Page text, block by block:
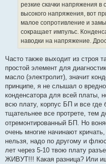
резкие скачки напряжения в
высокого напряжения, вот
малое сопротивление и
сокращает импульс.
наводки на напряжение.
Часто также выходит из
простой элемент для
масло (электролит), значит
принципе, я не слышал о
конденсатора для всей платы,
всю плату, корпус БП и все где
тщательнее все протрете, тем
отремонтированный БП. Но
очень многие начинают
нельзя, надо по другому и
лет через 5-10 твою плату
ЖИВУТ!!! Какая разница? Или